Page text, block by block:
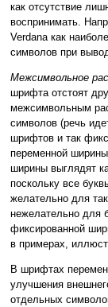
как отсутствие
воспринимать.
Verdana как
символов при
Межсимвольное
шрифта отстоят
межсимвольным
символов (речь
шрифтов и так
переменной
ширины выглядят
поскольку все
желательно для
нежелательно для
фиксированной
в примерах,
В шрифтах
улучшения
отдельных